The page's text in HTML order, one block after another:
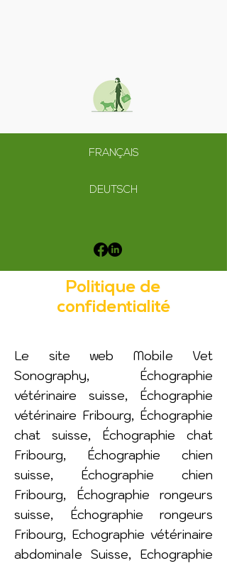
FRANÇAIS
DEUTSCH
Politique de
confidentialité
Le site web Mobile Vet
Sonography, Échographie
vétérinaire suisse, Échographie
vétérinaire Fribourg, Échographie
chat suisse, Échographie chat
Fribourg, Échographie chien
suisse, Échographie chien
Fribourg, Échographie rongeurs
suisse, Échographie rongeurs
Fribourg, Echographie vétérinaire
abdominale Suisse, Echographie